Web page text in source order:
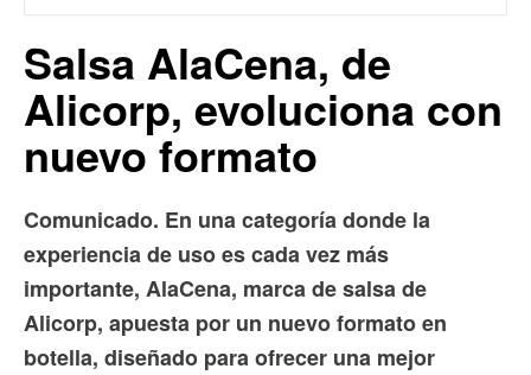
Salsa AlaCena, de
Alicorp, evoluciona con
nuevo formato
Comunicado. En una categoría donde la
experiencia de uso es cada vez más
importante, AlaCena, marca de salsa de
Alicorp, apuesta por un nuevo formato en
botella, diseñado para ofrecer una mejor